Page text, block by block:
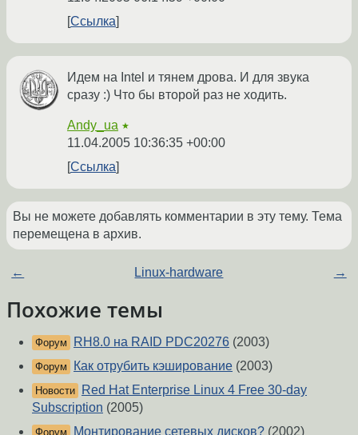
Ссылка
Идем на Intel и тянем дрова. И для звука
сразу :) Что бы второй раз не ходить.
Andy_ua ★
11.04.2005 10:36:35 +00:00
Ссылка
Вы не можете добавлять комментарии в эту тему. Тема
перемещена в архив.
← Linux-hardware →
Похожие темы
Форум RH8.0 на RAID PDC20276 (2003)
Форум Как отрубить кэширование (2003)
Новости
Red Hat Enterprise Linux 4 Free 30-day
Subscription (2005)
Форум Монтирование сетевых дисков? (2002)